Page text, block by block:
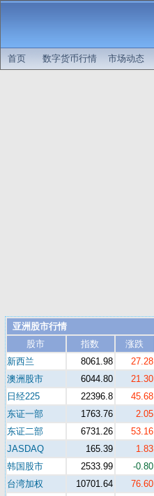
首页 数字货币行情 市场动态
亚洲股市行情
股市
指数 涨跌
新西兰
8061.98 27.28
澳洲股市
6044.80 21.30
日经225
22396.8 45.68
东证一部
1763.76 2.05
东证二部
6731.26 53.16
JASDAQ
165.39 1.83
韩国股市
2533.99 -0.80
台湾加权
10701.64 76.60